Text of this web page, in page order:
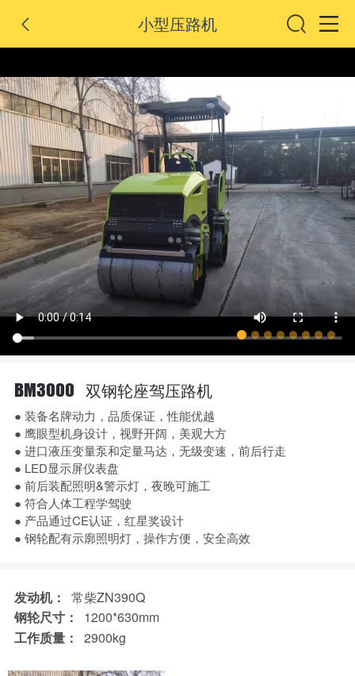
 小型压路机
BM3000 双钢轮座驾压路机
● 装备名牌动力，品质保证，性能优越
● 鹰眼型机身设计，视野开阔，美观大方
● 进口液压变量泵和定量马达，无级变速，前后行走
● LED显示屏仪表盘
● 前后装配照明&警示灯，夜晚可施工
● 符合人体工程学驾驶
● 产品通过CE认证，红星奖设计
● 钢轮配有示廓照明灯，操作方便，安全高效
发动机：
常柴ZN390Q
钢轮尺寸：
1200*630mm
工作质量：
2900kg